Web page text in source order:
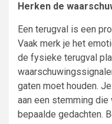
Herken de
Een terugval is een
Vaak merk je het
de fysieke terugval
gaten moet houden.
aan een stemming die
bepaalde gedachten.